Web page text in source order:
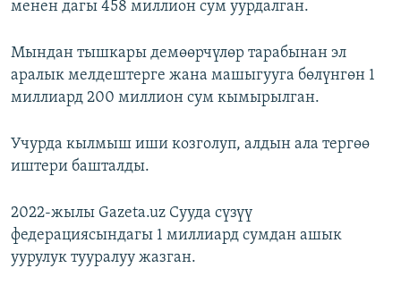
менен дагы 458 миллион сум уурдалган.
Мындан тышкары демөөрчүлөр тарабынан эл
аралык мелдештерге жана машыгууга бөлүнгөн 1
миллиард 200 миллион сум кымырылган.
Учурда кылмыш иши козголуп, алдын ала тергөө
иштери башталды.
2022-жылы Gazeta.uz Сууда сүзүү
федерациясындагы 1 миллиард сумдан ашык
уурулук тууралуу жазган.